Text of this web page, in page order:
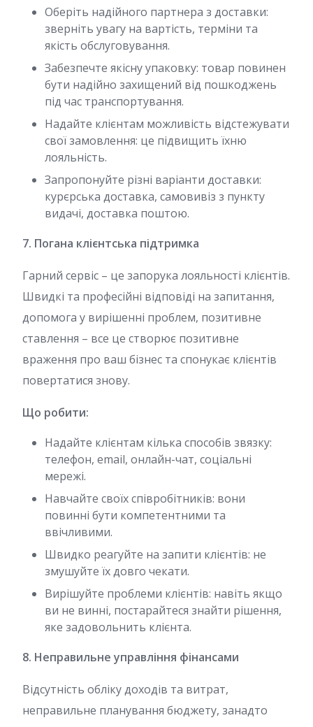
Оберіть надійного партнера з доставки:
зверніть увагу на вартість, терміни та
якість обслуговування.
Забезпечте якісну упаковку: товар повинен
бути надійно захищений від пошкоджень
під час транспортування.
Надайте клієнтам можливість відстежувати
свої замовлення: це підвищить їхню
лояльність.
Запропонуйте різні варіанти доставки:
курєрська доставка, самовивіз з пункту
видачі, доставка поштою.
7. Погана клієнтська підтримка
Гарний сервіс – це запорука лояльності клієнтів.
Швидкі та професійні відповіді на запитання,
допомога у вирішенні проблем, позитивне
ставлення – все це створює позитивне
враження про ваш бізнес та спонукає клієнтів
повертатися знову.
Що робити:
Надайте клієнтам кілька способів звязку:
телефон, email, онлайн-чат, соціальні
мережі.
Навчайте своїх співробітників: вони
повинні бути компетентними та
ввічливими.
Швидко реагуйте на запити клієнтів: не
змушуйте їх довго чекати.
Вирішуйте проблеми клієнтів: навіть якщо
ви не винні, постарайтеся знайти рішення,
яке задовольнить клієнта.
8. Неправильне управління фінансами
Відсутність обліку доходів та витрат,
неправильне планування бюджету, занадто